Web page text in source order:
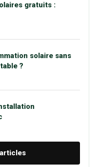
gratuits :
solaire sans
?